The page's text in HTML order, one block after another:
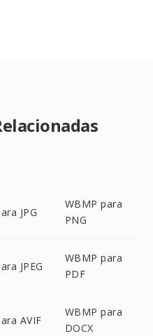
JPG
WBMP para
PNG
JPEG
WBMP para
PDF
AVIF
WBMP para
DOCX